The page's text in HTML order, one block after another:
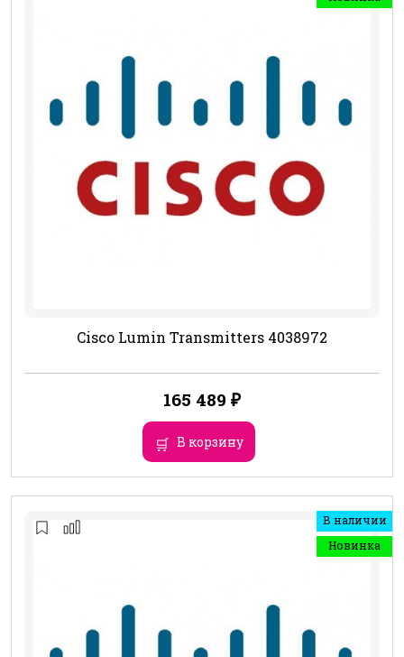
Cisco Lumin Transmitters 4038972
165 489 ₽
В корзину
В наличии
Новинка